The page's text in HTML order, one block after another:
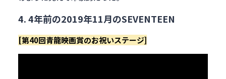
4. 4年前の2019年11月のSEVENTEEN
[第40回青龍映画賞のお祝いステージ]